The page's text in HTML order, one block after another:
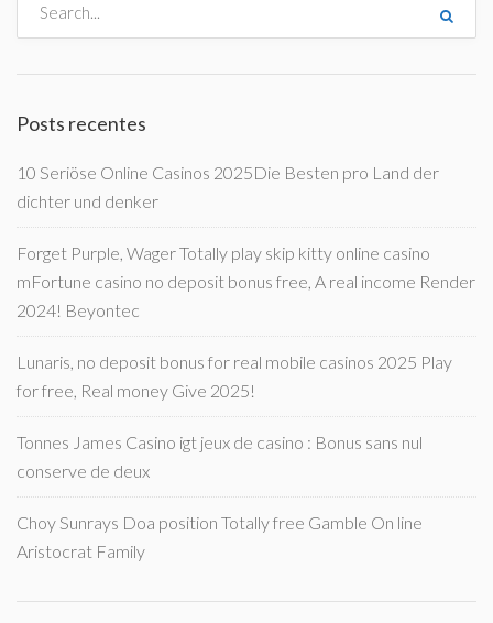
Posts recentes
10 Seriöse Online Casinos 2025Die Besten pro Land der
dichter und denker
Forget Purple, Wager Totally play skip kitty online casino
mFortune casino no deposit bonus free, A real income Render
2024! Beyontec
Lunaris, no deposit bonus for real mobile casinos 2025 Play
for free, Real money Give 2025!
Tonnes James Casino igt jeux de casino : Bonus sans nul
conserve de deux
Choy Sunrays Doa position Totally free Gamble On line
Aristocrat Family